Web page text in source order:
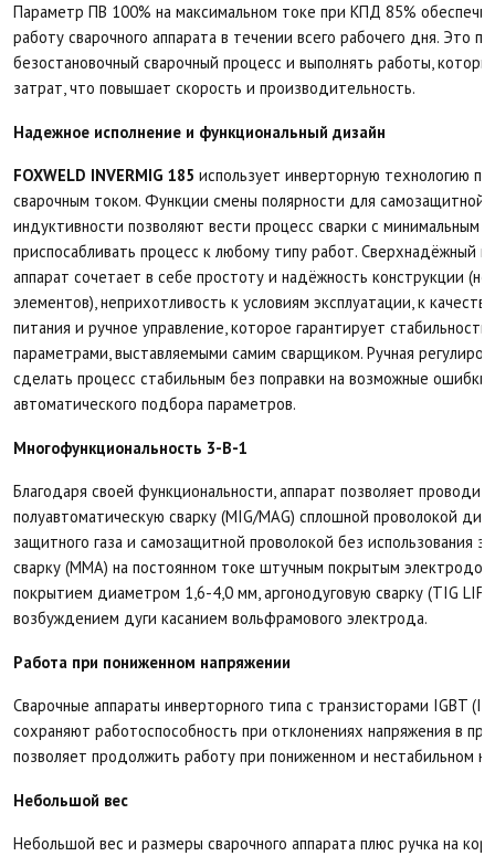
Параметр ПВ 100% на максимальном токе при КПД 85%
работу сварочного аппарата в течении всего рабочего дня. Это
безостановочный сварочный процесс и выполнять работы,
затрат, что повышает скорость и производительность.
Надежное исполнение и функциональный дизайн
FOXWELD INVERMIG 185 использует инверторную технологию
сварочным током. Функции смены полярности для самозащитной
индуктивности позволяют вести процесс сварки с минимальным
приспосабливать процесс к любому типу работ. Сверхнадёжный
аппарат сочетает в себе простоту и надёжность конструкции
элементов), неприхотливость к условиям эксплуатации, к
питания и ручное управление, которое гарантирует стабильность
параметрами, выставляемыми самим сварщиком. Ручная
сделать процесс стабильным без поправки на возможные ошибки
автоматического подбора параметров.
Многофункциональность 3-В-1
Благодаря своей функциональности, аппарат позволяет
полуавтоматическую сварку (MIG/MAG) сплошной проволокой
защитного газа и самозащитной проволокой без использования
сварку (ММА) на постоянном токе штучным покрытым
покрытием диаметром 1,6-4,0 мм, аргонодуговую сварку (ТIG
возбуждением дуги касанием вольфрамового электрода.
Работа при пониженном напряжении
Сварочные аппараты инверторного типа с транзисторами IGBT
сохраняют работоспособность при отклонениях напряжения в
позволяет продолжить работу при пониженном и нестабильном
Небольшой вес
Небольшой вес и размеры сварочного аппарата плюс ручка на